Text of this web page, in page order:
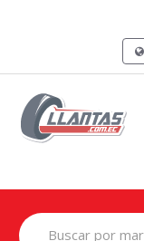
Search
for: